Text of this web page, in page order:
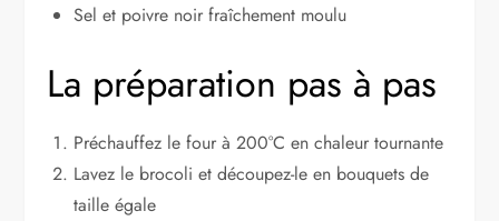
Sel et poivre noir fraîchement moulu
La préparation pas à pas
Préchauffez le four à 200°C en chaleur tournante
Lavez le brocoli et découpez-le en bouquets de
taille égale